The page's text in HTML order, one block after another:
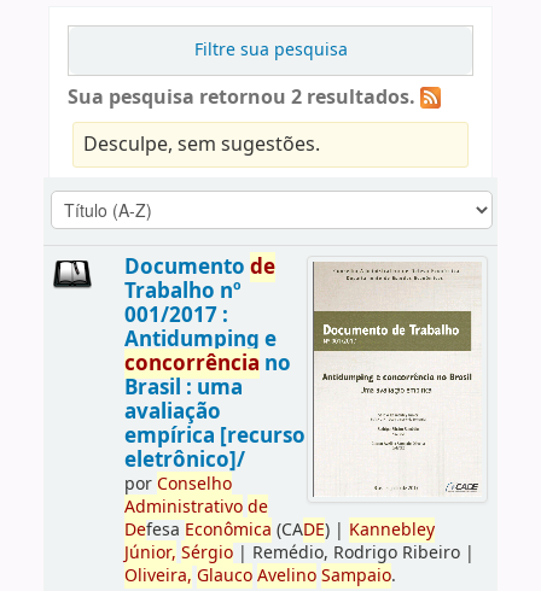
Filtre sua pesquisa
Sua pesquisa retornou 2 resultados.
Desculpe, sem sugestões.
Documento de
Trabalho nº
001/2017 :
Antidumping e
concorrência no
Brasil : uma
avaliação
empírica [recurso
eletrônico]/
porConselho
Administrativo de
Defesa Econômica (CADE)| Kannebley
Júnior, Sérgio| Remédio, Rodrigo Ribeiro|
Oliveira, Glauco Avelino Sampaio.